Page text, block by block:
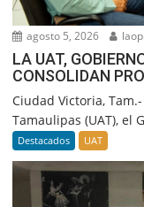
agosto 5, 2026
LA UAT,
CONSOLIDAN
Ciudad Victoria,
Tamaulipas (UAT), el
Destacados UAT